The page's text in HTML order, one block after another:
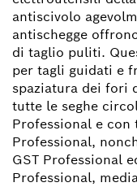
antiscivolo
antischegge
di taglio puliti.
per tagli guidati e
spaziatura dei fori
tutte le seghe
Professional e con
Professional,
GST Professional
Professional,